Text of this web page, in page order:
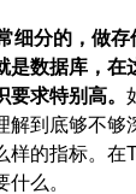
细分的，做
是数据库，在
求特别高。
解到底够不够
样的指标。在
么。